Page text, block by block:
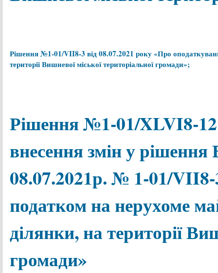
Рішення №1-01/VII8-3 від 08.07.2021 року«Про
території Вишневої міської територіальної громади»;
Рішення №1-01/XLVI8-12
внесення змін у рішення
08.07.2021р. № 1-01/
податком на нерухоме
ділянки, на території
громади»